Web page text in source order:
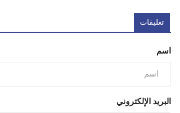
تعليقات
اسم
البريد الإلكتروني